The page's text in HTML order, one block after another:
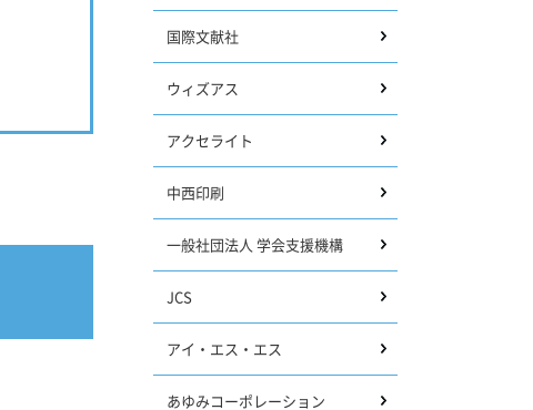
国際文献社
ウィズアス
アクセライト
中西印刷
一般社団法人 学会支援機構
JCS
アイ・エス・エス
あゆみコーポレーション